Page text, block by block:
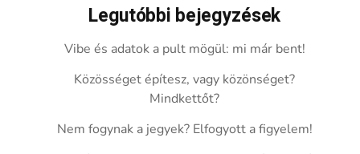
Legutóbbi bejegyzések
Vibe és adatok a pult mögül: mi már bent!
Közösséget építesz, vagy közönséget?
Mindkettőt?
Nem fogynak a jegyek? Elfogyott a figyelem!